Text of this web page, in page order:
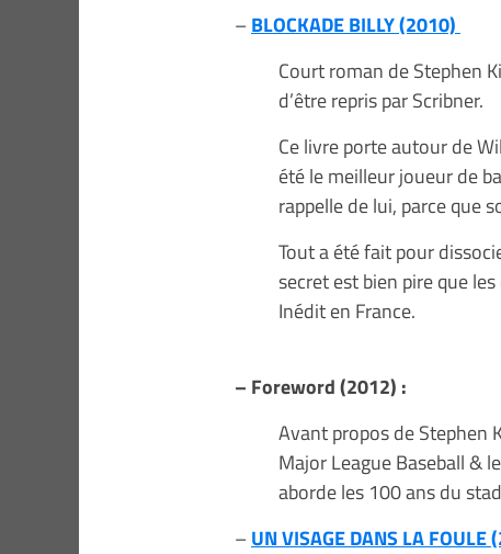
–BLOCKADE BILLY (2010)
Court roman de Stephen
d’être repris par Scribner.
Ce livre porte autour de
été le meilleur joueur de
rappelle de lui, parce que
Tout a été fait pour
secret est bien pire que
Inédit en France.
– Foreword (2012) :
Avant propos de Stephen
Major League Baseball &
aborde les 100 ans du
–UN VISAGE DANS LA FOULE